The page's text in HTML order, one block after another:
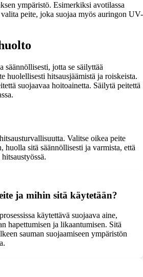
ympäristö. Esimerkiksi avotilassa
peite, joka suojaa myös auringon UV-
säännöllisesti, jotta se säilyttää
huolellisesti hitsausjäämistä ja roiskeista.
suojaavaa hoitoainetta. Säilytä peitettä
Valitse oikea peite
huolla sitä säännöllisesti ja varmista, että
ja mihin sitä käytetään?
käytettävä suojaava aine,
hapettumisen ja likaantumisen. Sitä
sauman suojaamiseen ympäristön